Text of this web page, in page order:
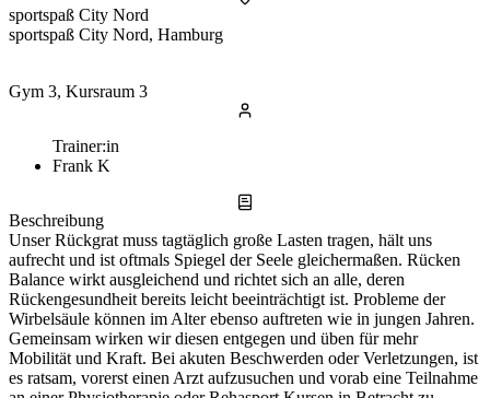
sportspaß City Nord
sportspaß City Nord, Hamburg
Gym 3, Kursraum 3
Trainer:in
Frank K
Beschreibung
Unser Rückgrat muss tagtäglich große Lasten tragen, hält uns
aufrecht und ist oftmals Spiegel der Seele gleichermaßen. Rücken
Balance wirkt ausgleichend und richtet sich an alle, deren
Rückengesundheit bereits leicht beeinträchtigt ist. Probleme der
Wirbelsäule können im Alter ebenso auftreten wie in jungen Jahren.
Gemeinsam wirken wir diesen entgegen und üben für mehr
Mobilität und Kraft. Bei akuten Beschwerden oder Verletzungen, ist
es ratsam, vorerst einen Arzt aufzusuchen und vorab eine Teilnahme